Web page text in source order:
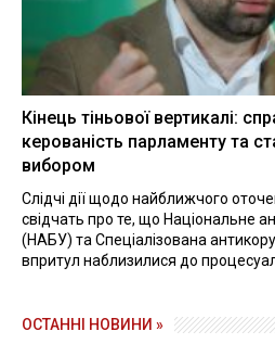
Кінець тіньової вертикалі:
керованість парламенту та
вибором
Слідчі дії щодо найближчого
свідчать про те, що Національне
(НАБУ) та Спеціалізована
впритул наблизилися до
ОСТАННІ НОВИНИ »